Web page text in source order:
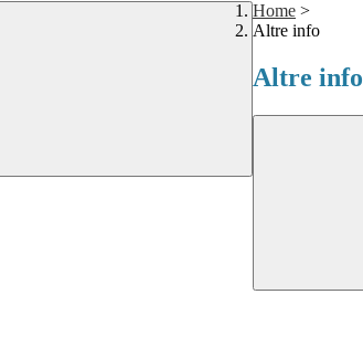
Home >
Altre info
Altre info